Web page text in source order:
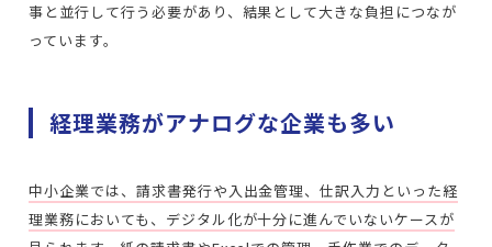
事と並行して行う必要があり、結果として大きな負担につなが
っています。
経理業務がアナログな企業も多い
中小企業では、請求書発行や入出金管理、仕訳入力といった経
理業務においても、デジタル化が十分に進んでいないケースが